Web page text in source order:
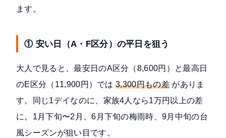
ます。
① 安い日（A・F区分）の平日を狙う
大人で見ると、最安日のA区分（8,600円）と最高日
のE区分（11,900円）では3,300円もの差 がありま
す。同じ1デイなのに、家族4人なら1万円以上の差
に。1月下旬〜2月、6月下旬の梅雨時、9月中旬の台
風シーズンが狙い目です。